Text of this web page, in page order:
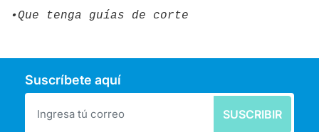
•Que tenga guías de corte
Suscríbete aquí
SUSCRIBIR